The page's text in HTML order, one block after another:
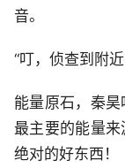
音。
“叮，侦查到附
能量原石，秦
最主要的能量来
绝对的好东西！